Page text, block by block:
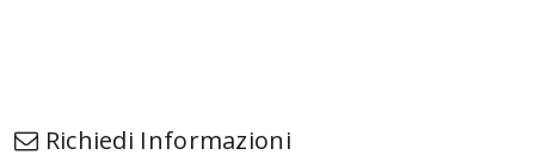
Richiedi Informazioni